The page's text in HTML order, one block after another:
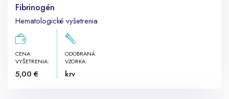
Fibrinogén
Hematologické vyšetrenia
CENA
VYŠETRENIA:
5,00 €
ODOBRANÁ
VZORKA:
krv